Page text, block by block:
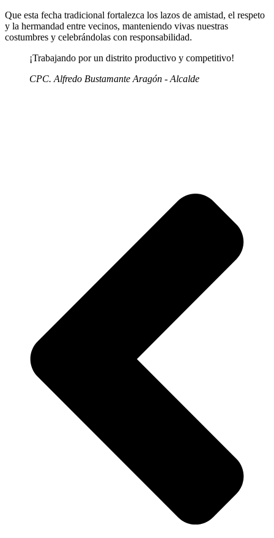
Que esta fecha tradicional fortalezca los lazos de amistad, el respeto
y la hermandad entre vecinos, manteniendo vivas nuestras
costumbres y celebrándolas con responsabilidad.
¡Trabajando por un distrito productivo y competitivo!
CPC. Alfredo Bustamante Aragón - Alcalde